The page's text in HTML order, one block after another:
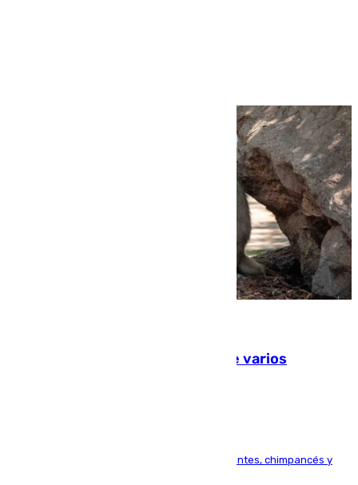
Estudiarán el comportamiento de varios
Bioparc Valencia analizará la reacción de elefantes, chimpancés y